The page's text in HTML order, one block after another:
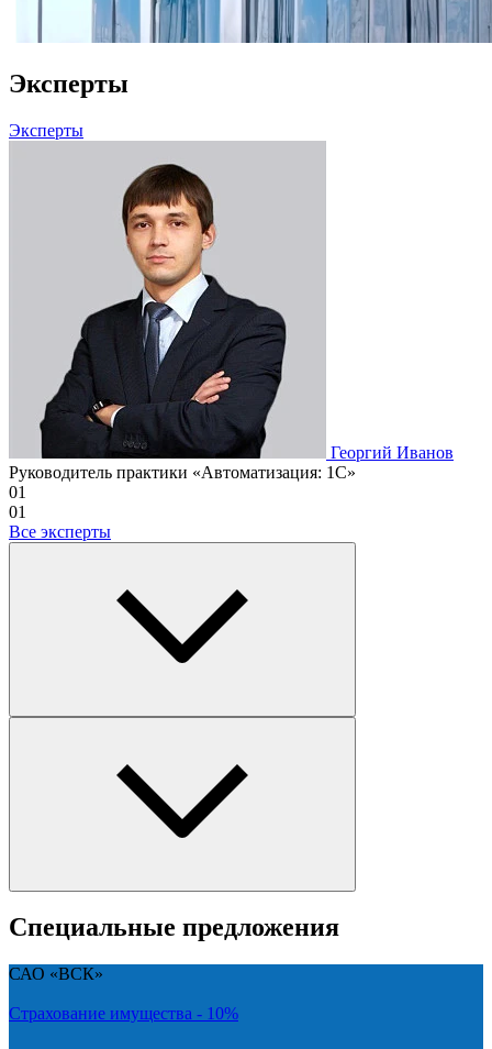
Эксперты
Эксперты
Георгий Иванов
Руководитель практики «Автоматизация: 1С»
01
01
Все эксперты
Специальные предложения
САО «ВСК»
Страхование имущества - 10%